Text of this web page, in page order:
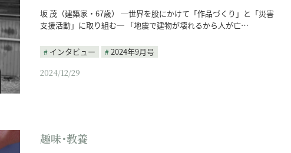
坂 茂（建築家・67歳） ─世界を股にかけて「作品づくり」と「災害
支援活動」に取り組む─ 「地震で建物が壊れるから人が亡…
インタビュー
2024年9月号
2024/12/29
趣味･教養